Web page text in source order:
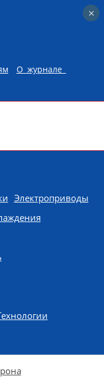
О журнале
Электроприводы
×
×